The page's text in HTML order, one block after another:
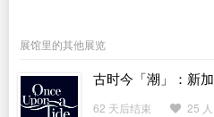
展馆里的其他展览
古时今「潮」：新
历程
62 天后结束 25 人